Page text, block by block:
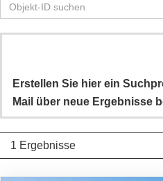
Erstellen Sie hier ein
Mail über neue Ergebnisse
1 Ergebnisse